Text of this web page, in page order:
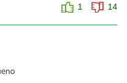
1 14